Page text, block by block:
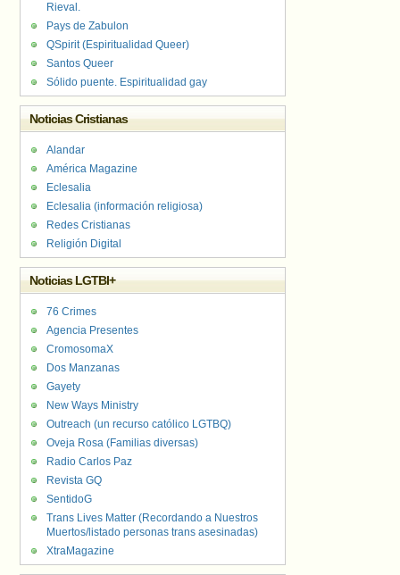
Rieval.
Pays de Zabulon
QSpirit (Espiritualidad Queer)
Santos Queer
Sólido puente. Espiritualidad gay
Noticias Cristianas
Alandar
América Magazine
Eclesalia
Eclesalia (información religiosa)
Redes Cristianas
Religión Digital
Noticias LGTBI+
76 Crimes
Agencia Presentes
CromosomaX
Dos Manzanas
Gayety
New Ways Ministry
Outreach (un recurso católico LGTBQ)
Oveja Rosa (Familias diversas)
Radio Carlos Paz
Revista GQ
SentidoG
Trans Lives Matter (Recordando a Nuestros
Muertos/listado personas trans asesinadas)
XtraMagazine